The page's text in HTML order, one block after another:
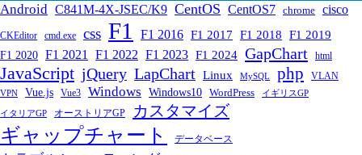
Android C841M-4X-JSEC/K9 CentOS CentOS7 chrome cisco
CKEditor cmd.exe css F1 F1 2016 F1 2017 F1 2018 F1 2019
F1 2020 F1 2021 F1 2022 F1 2023 F1 2024 GapChart html
JavaScript jQuery LapChart Linux MySQL php VLAN
VPN Vue.js Vue3 Windows Windows10 WordPress イギリスGP
イタリアGP オーストリアGP カスタマイズ
ギャップチャート データベース